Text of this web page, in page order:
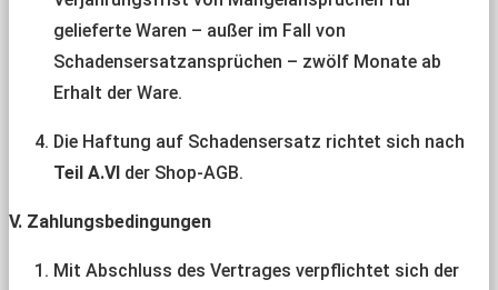
gelieferte Waren – außer im Fall von
Schadensersatzansprüchen – zwölf Monate ab
Erhalt der Ware.
Die Haftung auf Schadensersatz richtet sich nach
Teil A.VI der Shop-AGB.
V. Zahlungsbedingungen
Mit Abschluss des Vertrages verpflichtet sich der